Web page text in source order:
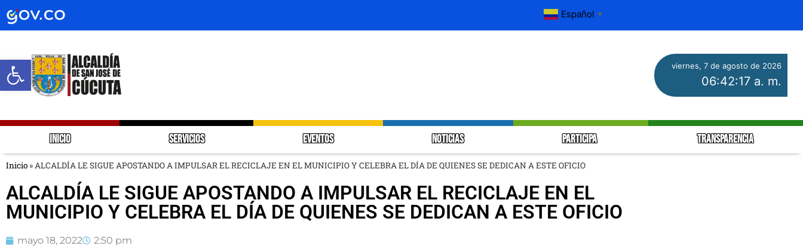
Abrir barra de herramientas
Español ▼
viernes, 7 de agosto de 2026
06:42:17 a. m.
INICIO SERVICIOS EVENTOS NOTICIAS PARTICIPA TRANSPARENCIA
Inicio » ALCALDÍA LE SIGUE APOSTANDO A IMPULSAR EL RECICLAJE EN EL MUNICIPIO Y CELEBRA EL DÍA DE QUIENES SE DEDICAN A ESTE OFICIO
ALCALDÍA LE SIGUE APOSTANDO A IMPULSAR EL RECICLAJE EN EL
MUNICIPIO Y CELEBRA EL DÍA DE QUIENES SE DEDICAN A ESTE OFICIO
mayo 18, 2022 2:50 pm